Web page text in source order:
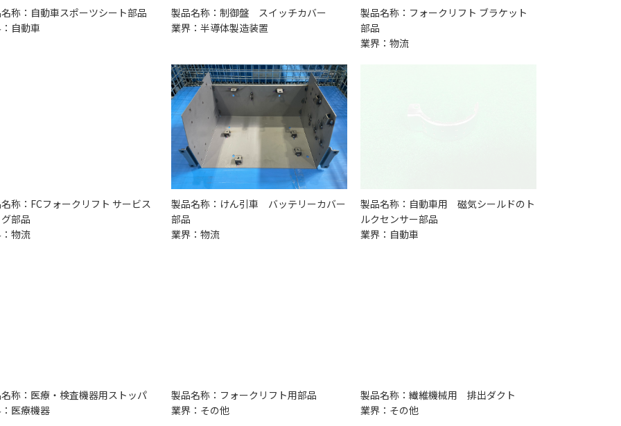
称：自動車スポーツシート部品
自動車
製品名称：制御盤 スイッチカバー
業界：半導体製造装置
製品名称：フォークリフト ブラケット
部品
業界：物流
称：FCフォークリフト サービス
部品
物流
製品名称：けん引車 バッテリーカバー
部品
業界：物流
製品名称：自動車用 磁気シールドのト
ルクセンサー部品
業界：自動車
称：医療・検査機器用ストッパ
医療機器
製品名称：フォークリフト用部品
業界：その他
製品名称：繊維機械用 排出ダクト
業界：その他